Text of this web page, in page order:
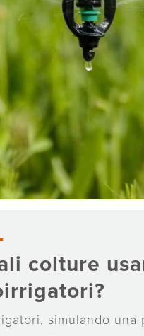
colture
simulando una